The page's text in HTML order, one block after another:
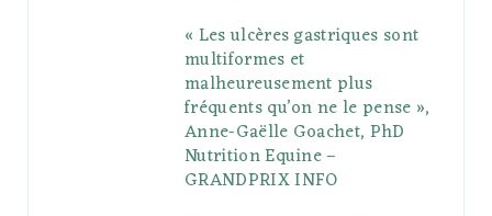
« Les ulcères gastriques sont
multiformes et
malheureusement plus
fréquents qu’on ne le pense »,
Anne-Gaëlle Goachet, PhD
Nutrition Equine –
GRANDPRIX INFO